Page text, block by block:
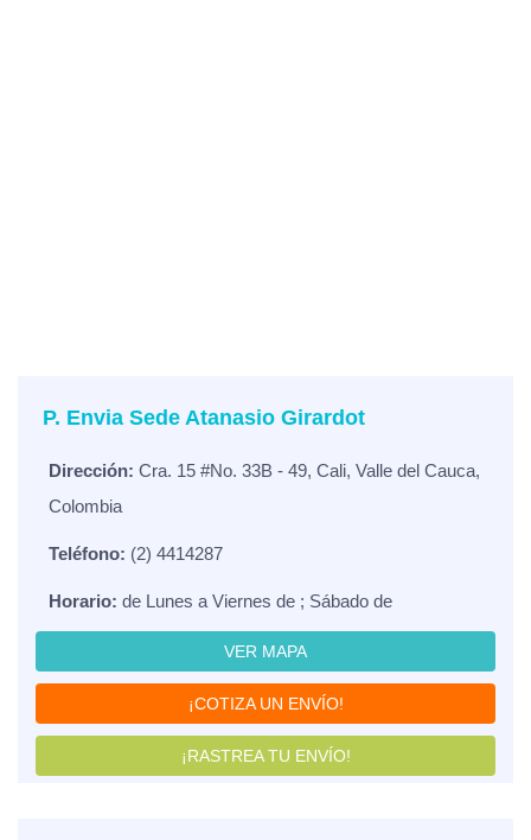
P. Envia Sede Atanasio Girardot
Dirección: Cra. 15 #No. 33B - 49, Cali, Valle del Cauca,
Colombia
Teléfono: (2) 4414287
Horario: de Lunes a Viernes de ; Sábado de
VER MAPA
¡COTIZA UN ENVÍO!
¡RASTREA TU ENVÍO!